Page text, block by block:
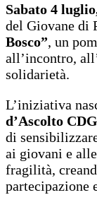
Sabato 4
del Giovane di
Bosco”, un
all’incontro,
solidarietà.
L’iniziativa
d’Ascolto CDG
di
ai giovani e
fragilità,
partecipazione